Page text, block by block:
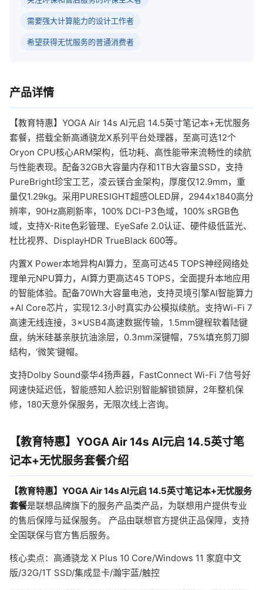
需要强大计算能力的设计工作者
希望获得无忧服务的普通消费者
产品详情
【教育特惠】YOGA Air 14s AI元启 14.5英寸笔记本+无忧服务
套餐，搭载全新高通骁龙X系列平台处理器，至高可选12个
Oryon CPU核心ARM架构，低功耗、高性能带来流畅性的续航
与性能表现。配备32GB大容量内存和1TB大容量SSD，支持
PureBright珍宝工艺，凌云镁合金架构，厚度仅12.9mm，重
量仅1.29kg。采用PURESIGHT超感OLED屏，2944x1840高分
辨率，90Hz高刷新率，100% DCI-P3色域，100% sRGB色
域，支持X-Rite色彩管理、EyeSafe 2.0认证、硬件级低蓝光、
杜比视界、DisplayHDR TrueBlack 600等。
内置X Power本地异构AI算力，至高可达45 TOPS神经网络处
理单元NPU算力，AI算力更高达45 TOPS，全面提升本地应用
的智能体验。配备70Wh大容量电池，支持灵境引擎AI智能算力
+AI Core芯片，实现12.3小时真实办公模拟续航。支持Wi-Fi 7
高速无线连接，3×USB4高速数据传输，1.5mm键程软着陆键
盘，纳米硅基亲肤抗油涂层，0.3mm深键帽，75%填充剪刀脚
结构，‘微笑’键帽。
支持Dolby Sound豪华4扬声器，FastConnect Wi-Fi 7信号好
网速快延迟低，智能感知人脸识别智能解锁锁屏，2年整机保
修，180天意外保服务，无限次线上咨询。
【教育特惠】YOGA Air 14s AI元启 14.5英寸笔
记本+无忧服务套餐介绍
【教育特惠】YOGA Air 14s AI元启 14.5英寸笔记本+无忧服务
套餐是联想品牌旗下的服务产品类产品，为联想用户提供专业
的售后保障与延保服务。 产品由联想官方提供正品保障，支持
全国联保与官方售后服务。
核心卖点：高通骁龙 X Plus 10 Core/Windows 11 家庭中文
版/32G/1T SSD/集成显卡/瀚宇蓝/触控